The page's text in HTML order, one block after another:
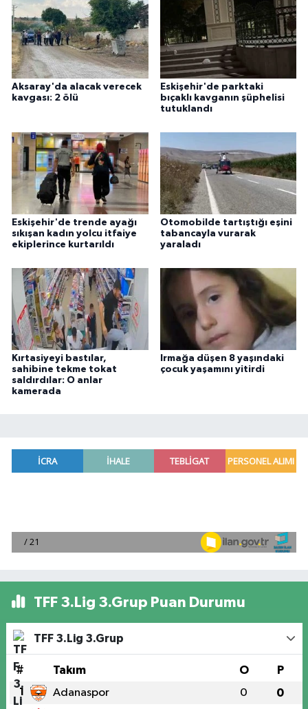
Aksaray'da alacak verecek
kavgası: 2 ölü
Eskişehir'de parktaki
bıçaklı kavganın şüphelisi
tutuklandı
Eskişehir'de trende ayağı
sıkışan kadın yolcu itfaiye
ekiplerince kurtarıldı
Otomobilde tartıştığı eşini
tabancayla vurarak
yaraladı
Kırtasiyeyi bastılar,
sahibine tekme tokat
saldırdılar: O anlar
kamerada
Irmağa düşen 8 yaşındaki
çocuk yaşamını yitirdi
TFF 3.Lig 3.Grup Puan Durumu
TFF 3.Lig 3.Grup
# Takım O P
1 Adanaspor 0 0